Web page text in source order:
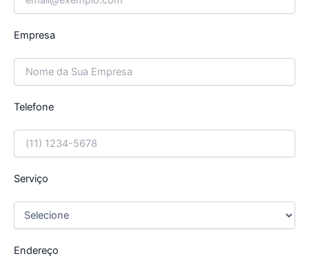
Empresa
Telefone
Serviço
Endereço